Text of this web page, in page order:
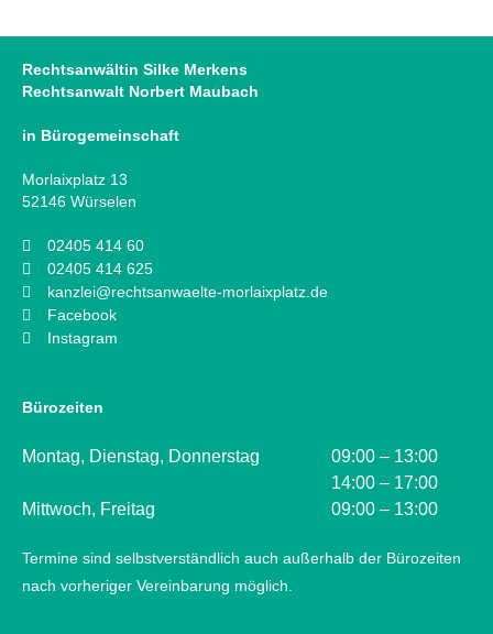
Rechtsanwältin Silke Merkens
Rechtsanwalt Norbert Maubach
in Bürogemeinschaft
Morlaixplatz 13
52146 Würselen
02405 414 60
02405 414 625
kanzlei@rechtsanwaelte-morlaixplatz.de
Facebook
Instagram
Bürozeiten
Montag, Dienstag, Donnerstag
09:00 – 13:00
14:00 – 17:00
Mittwoch, Freitag
09:00 – 13:00
Termine sind selbstverständlich auch außerhalb der Bürozeiten
nach vorheriger Vereinbarung möglich.